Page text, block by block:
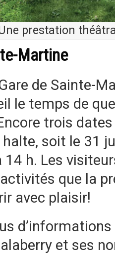
prestation
Martine
de Sainte-
le temps de
trois
soit le 31
14 h. Les
que la
avec plaisir!
et ses